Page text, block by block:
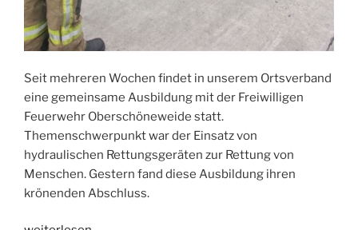
Seit mehreren Wochen findet in unserem Ortsverband
eine gemeinsame Ausbildung mit der Freiwilligen
Feuerwehr Oberschöneweide statt.
Themenschwerpunkt war der Einsatz von
hydraulischen Rettungsgeräten zur Rettung von
Menschen. Gestern fand diese Ausbildung ihren
krönenden Abschluss.